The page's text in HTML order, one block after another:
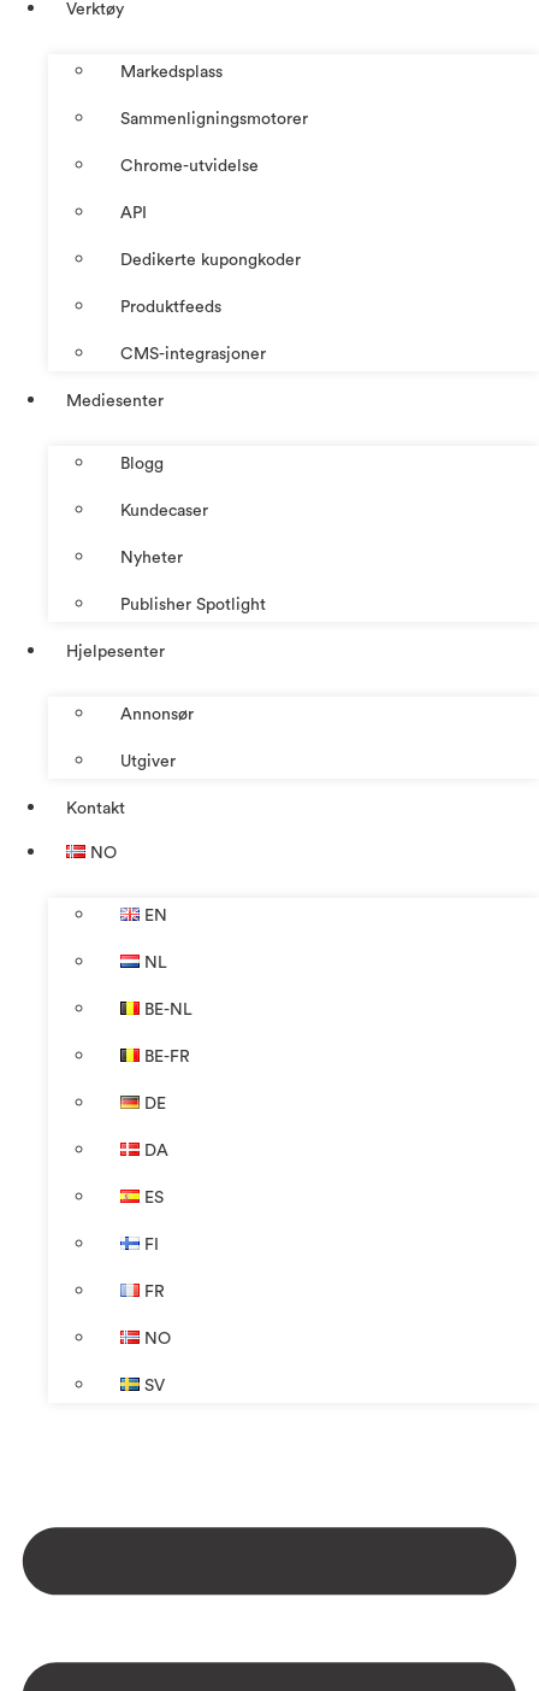
Verktøy
Markedsplass
Sammenligningsmotorer
Chrome-utvidelse
API
Dedikerte kupongkoder
Produktfeeds
CMS-integrasjoner
Mediesenter
Blogg
Kundecaser
Nyheter
Publisher Spotlight
Hjelpesenter
Annonsør
Utgiver
Kontakt
NO
EN
NL
BE-NL
BE-FR
DE
DA
ES
FI
FR
NO
SV